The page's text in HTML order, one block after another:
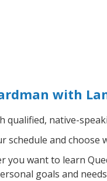
with
qualified, native-
schedule and
you want to learn
goals and